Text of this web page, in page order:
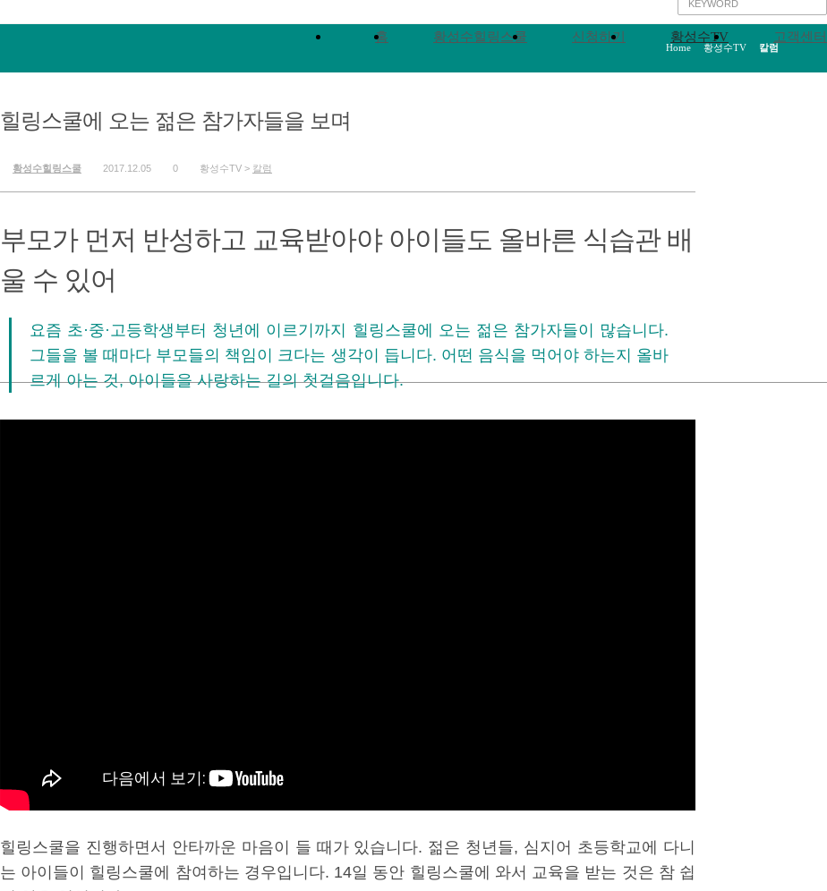
홈 황성수힐링스쿨 신청하기 황성수TV 고객센터
Home 황성수TV 칼럼
힐링스쿨에 오는 젊은 참가자들을 보며
황성수힐링스쿨 2017.12.05 0 황성수TV > 칼럼
부모가 먼저 반성하고 교육받아야 아이들도 올바른 식습관 배
울 수 있어
요즘 초·중·고등학생부터 청년에 이르기까지 힐링스쿨에 오는 젊은 참가자들이 많습니다.
그들을 볼 때마다 부모들의 책임이 크다는 생각이 듭니다. 어떤 음식을 먹어야 하는지 올바
르게 아는 것, 아이들을 사랑하는 길의 첫걸음입니다.
힐링스쿨을 진행하면서 안타까운 마음이 들 때가 있습니다. 젊은 청년들, 심지어 초등학교에 다니
는 아이들이 힐링스쿨에 참여하는 경우입니다. 14일 동안 힐링스쿨에 와서 교육을 받는 것은 참 쉽